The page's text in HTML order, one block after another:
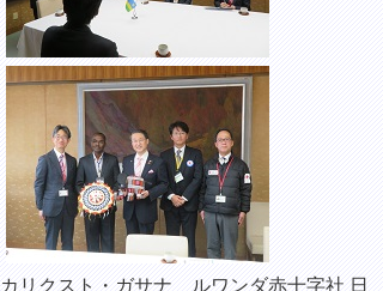
カリクスト・ガサナ ルワンダ赤十字社 日